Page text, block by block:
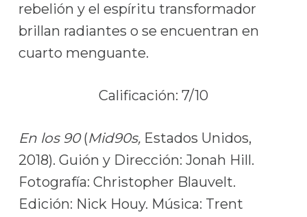
rebelión y el espíritu transformador
brillan radiantes o se encuentran en
cuarto menguante.
Calificación: 7/10
En los 90(Mid90s, Estados Unidos,
2018). Guión y Dirección: Jonah Hill.
Fotografía: Christopher Blauvelt.
Edición: Nick Houy. Música: Trent